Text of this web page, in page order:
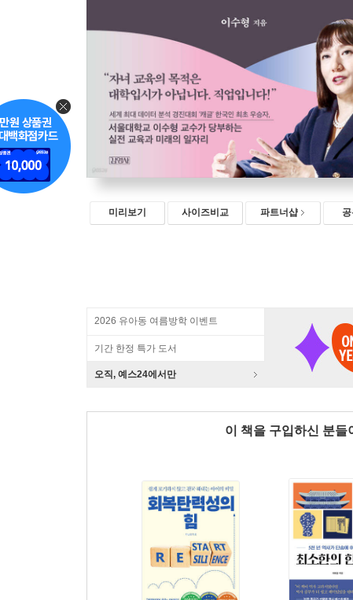
미리보기 사이즈비교 파트너샵
2026 유아동 여름방학 이벤트
기간 한정 특가 도서
오직, 예스24에서만
이 책을 구입하신 분들